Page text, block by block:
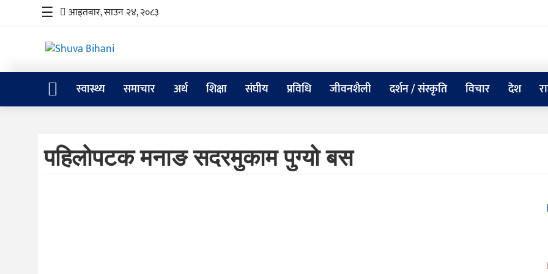
स्वास्थ्य
☰ आइतबार, साउन २४, २०८३
स्वास्थ्य समाचार अर्थ शिक्षा संघीय प्रविधि जीवनशैली दर्शन / संस्कृति विचार देश
पहिलोपटक मनाङ सदरमुकाम पुग्यो बस